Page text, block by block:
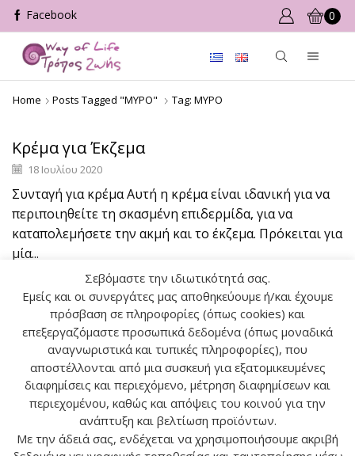
0
Home Posts Tagged "ΜΥΡΟ" Tag: ΜΥΡΟ
Κρέμα για Έκζεμα
18 Ιουλίου 2020
Συνταγή για κρέμα Aυτή η κρέμα είναι ιδανική για να
περιποιηθείτε τη σκασμένη επιδερμίδα, για να
καταπολεμήσετε την ακμή και το έκζεμα. Πρόκειται για
μία...
Διαβάστε Περισσότερα
Αναζήτηση
Σεβόμαστε την ιδιωτικότητά σας.
Εμείς και οι συνεργάτες μας αποθηκεύουμε ή/και έχουμε
πρόσβαση σε πληροφορίες (όπως cookies) και
επεξεργαζόμαστε προσωπικά δεδομένα (όπως μοναδικά
αναγνωριστικά και τυπικές πληροφορίες), που
αποστέλλονται από μια συσκευή για εξατομικευμένες
διαφημίσεις και περιεχόμενο, μέτρηση διαφημίσεων και
περιεχομένου, καθώς και απόψεις του κοινού για την
ανάπτυξη και βελτίωση προϊόντων.
Με την άδειά σας, ενδέχεται να χρησιμοποιήσουμε ακριβή